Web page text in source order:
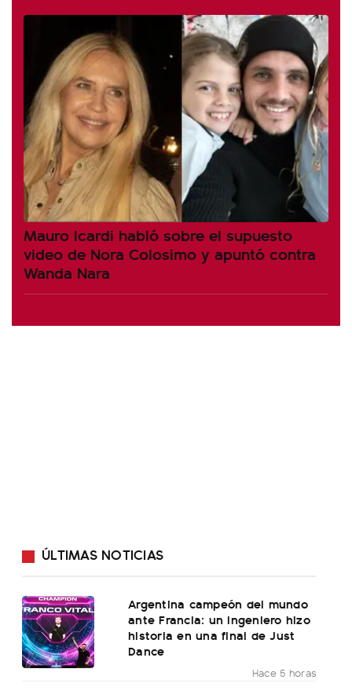
Mauro Icardi habló sobre el supuesto
video de Nora Colosimo y apuntó contra
Wanda Nara
ÚLTIMAS NOTICIAS
Argentina campeón del mundo
ante Francia: un ingeniero hizo
historia en una final de Just
Dance
Hace 5 horas